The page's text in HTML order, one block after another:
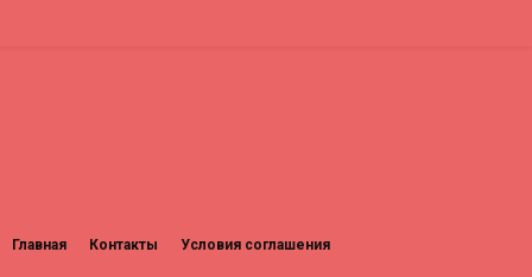
00:22
Главная Контакты Условия соглашения